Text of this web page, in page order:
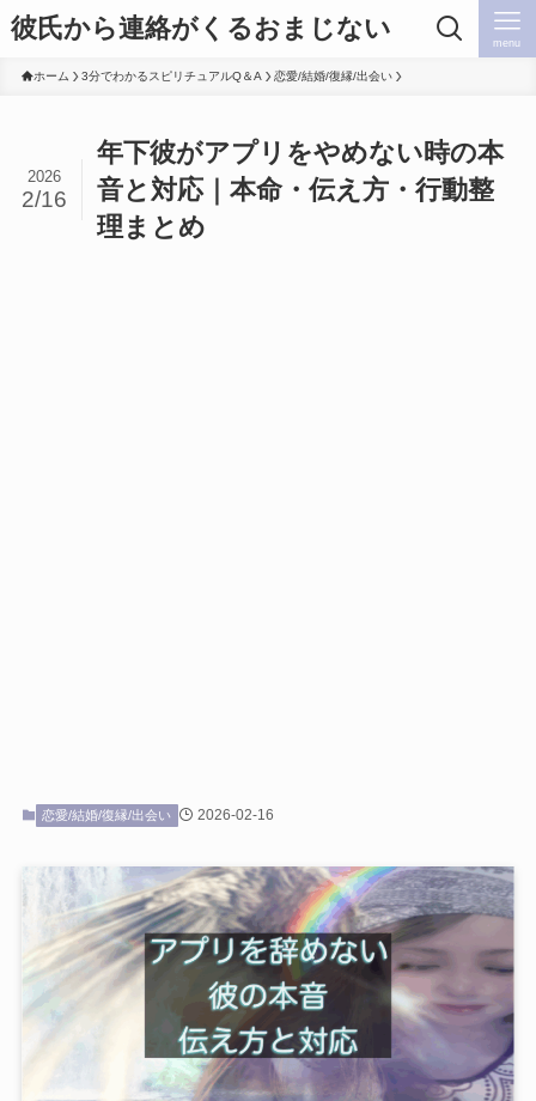
彼氏から連絡がくるおまじない menu
ホーム 3分でわかるスピリチュアルQ＆A 恋愛/結婚/復縁/出会い
年下彼がアプリをやめない時の本
音と対応｜本命・伝え方・行動整
理まとめ
2026
2/16
恋愛/結婚/復縁/出会い 2026-02-16